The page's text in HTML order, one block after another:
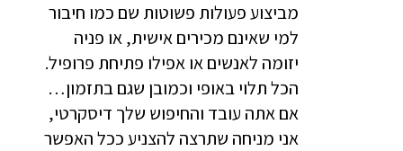
מביצוע פעולות פשוטות שם כמו חיבור
למי שאינם מכירים אישית, או פניה
יזומה לאנשים או אפילו פתיחת פרופיל.
הכל תלוי באופי וכמובן שגם בתזמון…
אם אתה עובד והחיפוש שלך דיסקרטי,
אני מניחה שתרצה להצניע ככל האפשר